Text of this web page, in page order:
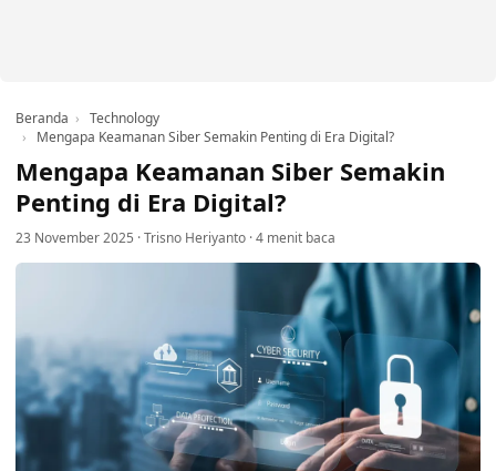
Beranda
Technology
Mengapa Keamanan Siber Semakin Penting di Era Digital?
Mengapa Keamanan Siber Semakin
Penting di Era Digital?
23 November 2025 ·Trisno Heriyanto ·4 menit baca